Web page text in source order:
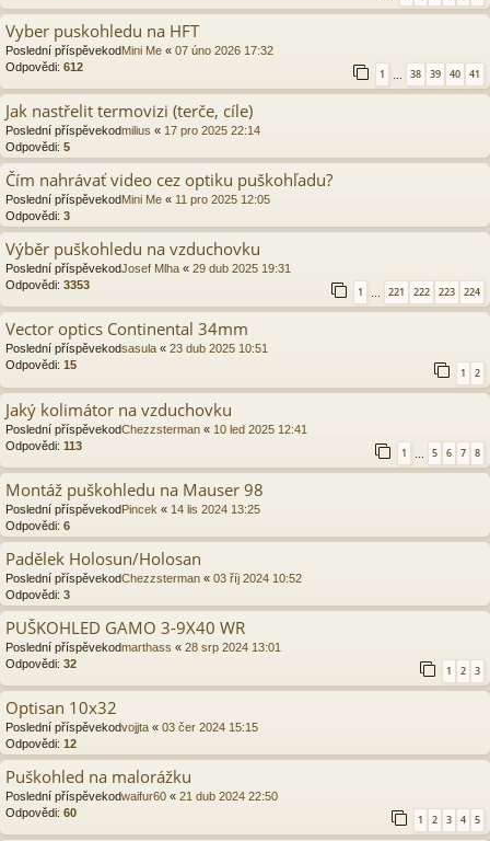
Vyber puskohledu na HFT
Poslední příspěvekodMini Me « 07 úno 2026 17:32
Odpovědi: 612
1 38 39 40 41
Jak nastřelit termovizi (terče, cíle)
Poslední příspěvekodmilius « 17 pro 2025 22:14
Odpovědi: 5
Čím nahrávať video cez optiku puškohľadu?
Poslední příspěvekodMini Me « 11 pro 2025 12:05
Odpovědi: 3
Výběr puškohledu na vzduchovku
Poslední příspěvekodJosef Mlha « 29 dub 2025 19:31
Odpovědi: 3353
1 … 221 222 223 224
Vector optics Continental 34mm
Poslední příspěvekodsasula « 23 dub 2025 10:51
Odpovědi: 15
1 2
Jaký kolimátor na vzduchovku
Poslední příspěvekodChezzsterman « 10 led 2025 12:41
Odpovědi: 113
1 5 6 7 8
Montáž puškohledu na Mauser 98
Poslední příspěvekodPincek « 14 lis 2024 13:25
Odpovědi: 6
Padělek Holosun/Holosan
Poslední příspěvekodChezzsterman « 03 říj 2024 10:52
Odpovědi: 3
PUŠKOHLED GAMO 3-9X40 WR
Poslední příspěvekodmarthass « 28 srp 2024 13:01
Odpovědi: 32
1 2 3
Optisan 10x32
Poslední příspěvekodvojjta « 03 čer 2024 15:15
Odpovědi: 12
Puškohled na malorážku
Poslední příspěvekodwaifur60 « 21 dub 2024 22:50
Odpovědi: 60
1 2 3 4 5